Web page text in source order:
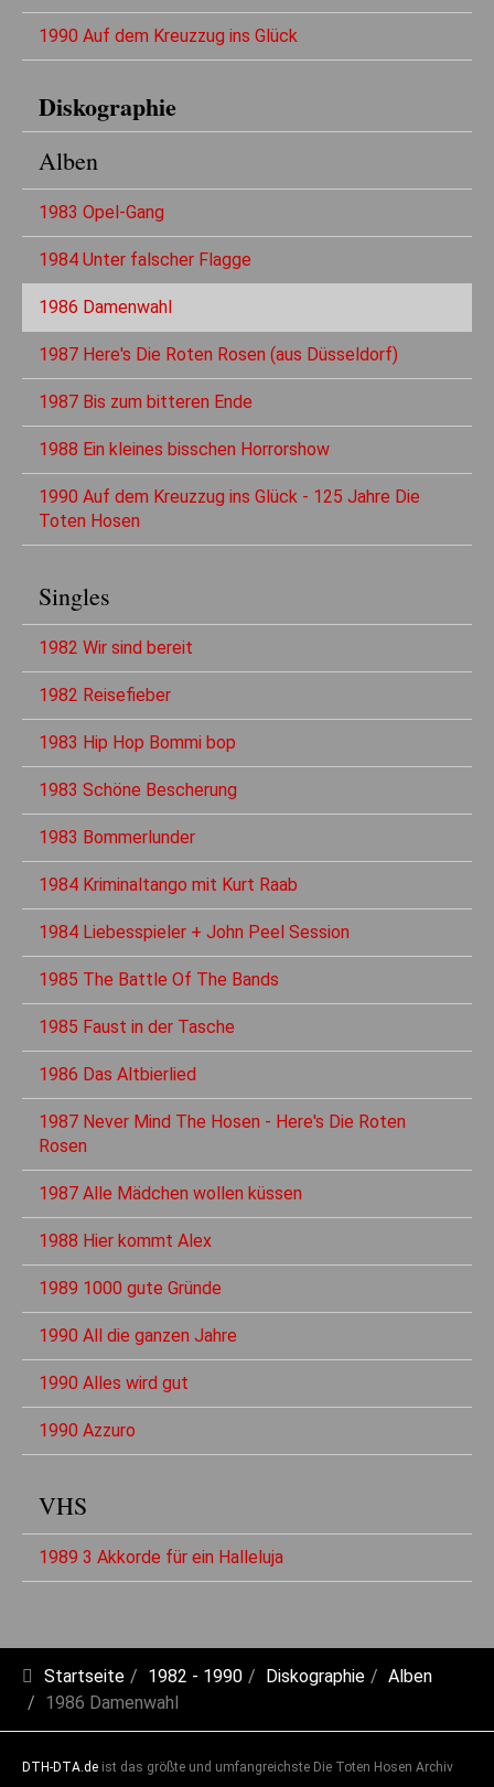
1990 Auf dem Kreuzzug ins Glück
Diskographie
Alben
1983 Opel-Gang
1984 Unter falscher Flagge
1986 Damenwahl
1987 Here's Die Roten Rosen (aus Düsseldorf)
1987 Bis zum bitteren Ende
1988 Ein kleines bisschen Horrorshow
1990 Auf dem Kreuzzug ins Glück - 125 Jahre Die
Toten Hosen
Singles
1982 Wir sind bereit
1982 Reisefieber
1983 Hip Hop Bommi bop
1983 Schöne Bescherung
1983 Bommerlunder
1984 Kriminaltango mit Kurt Raab
1984 Liebesspieler + John Peel Session
1985 The Battle Of The Bands
1985 Faust in der Tasche
1986 Das Altbierlied
1987 Never Mind The Hosen - Here's Die Roten
Rosen
1987 Alle Mädchen wollen küssen
1988 Hier kommt Alex
1989 1000 gute Gründe
1990 All die ganzen Jahre
1990 Alles wird gut
1990 Azzuro
VHS
1989 3 Akkorde für ein Halleluja
Startseite 1982 - 1990 Diskographie
Alben
1986 Damenwahl
DTH-DTA.de ist das größte und umfangreichste Die Toten Hosen Archiv